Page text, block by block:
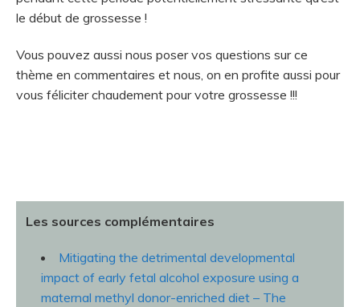
le début de grossesse !
Vous pouvez aussi nous poser vos questions sur ce
thème en commentaires et nous, on en profite aussi pour
vous féliciter chaudement pour votre grossesse !!!
Les sources complémentaires
Mitigating the detrimental developmental
impact of early fetal alcohol exposure using a
maternal methyl donor-enriched diet – The